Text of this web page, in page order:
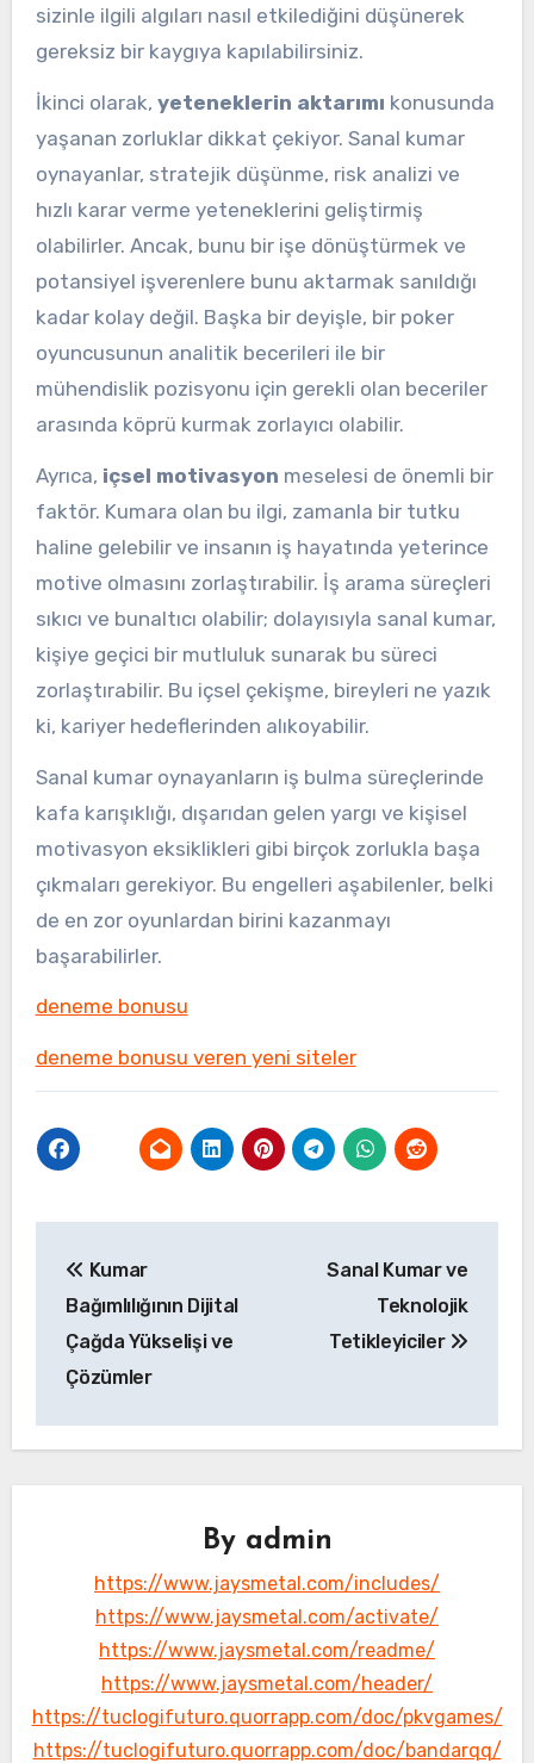
sizinle ilgili algıları nasıl etkilediğini düşünerek
gereksiz bir kaygıya kapılabilirsiniz.
İkinci olarak, yeteneklerin aktarımı konusunda
yaşanan zorluklar dikkat çekiyor. Sanal kumar
oynayanlar, stratejik düşünme, risk analizi ve
hızlı karar verme yeteneklerini geliştirmiş
olabilirler. Ancak, bunu bir işe dönüştürmek ve
potansiyel işverenlere bunu aktarmak sanıldığı
kadar kolay değil. Başka bir deyişle, bir poker
oyuncusunun analitik becerileri ile bir
mühendislik pozisyonu için gerekli olan beceriler
arasında köprü kurmak zorlayıcı olabilir.
Ayrıca, içsel motivasyon meselesi de önemli bir
faktör. Kumara olan bu ilgi, zamanla bir tutku
haline gelebilir ve insanın iş hayatında yeterince
motive olmasını zorlaştırabilir. İş arama süreçleri
sıkıcı ve bunaltıcı olabilir; dolayısıyla sanal kumar,
kişiye geçici bir mutluluk sunarak bu süreci
zorlaştırabilir. Bu içsel çekişme, bireyleri ne yazık
ki, kariyer hedeflerinden alıkoyabilir.
Sanal kumar oynayanların iş bulma süreçlerinde
kafa karışıklığı, dışarıdan gelen yargı ve kişisel
motivasyon eksiklikleri gibi birçok zorlukla başa
çıkmaları gerekiyor. Bu engelleri aşabilenler, belki
de en zor oyunlardan birini kazanmayı
başarabilirler.
deneme bonusu
deneme bonusu veren yeni siteler
gezinmesi
Kumar
Bağımlılığının Dijital
Çağda Yükselişi ve
Çözümler
Sanal Kumar ve
Teknolojik
Tetikleyiciler
By admin
https://www.jaysmetal.com/includes/
https://www.jaysmetal.com/activate/
https://www.jaysmetal.com/readme/
https://www.jaysmetal.com/header/
https://tuclogifuturo.quorrapp.com/doc/pkvgames/
https://tuclogifuturo.quorrapp.com/doc/bandarqq/